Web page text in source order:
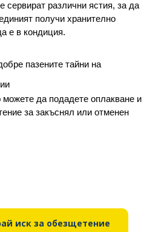
сервират различни ястия, за да
получи хранително
е в кондиция.
пазените тайни на
можете да подадете оплакване и
за закъснял или отменен
иск за обезщетение